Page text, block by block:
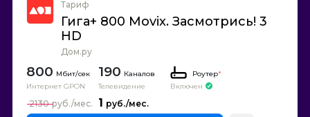
Тариф
Гига+ 800 Movix. Засмотрись! 3
HD
Дом.ру
800
Интернет GPON
190 Каналов
Телевидение
Роутер*
Включен
1
2130